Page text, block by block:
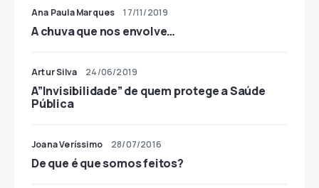
Ana Paula Marques 17/11/2019
A chuva que nos envolve…
Artur Silva 24/06/2019
A”Invisibilidade” de quem protege a Saúde
Pública
Joana Veríssimo 28/07/2016
De que é que somos feitos?